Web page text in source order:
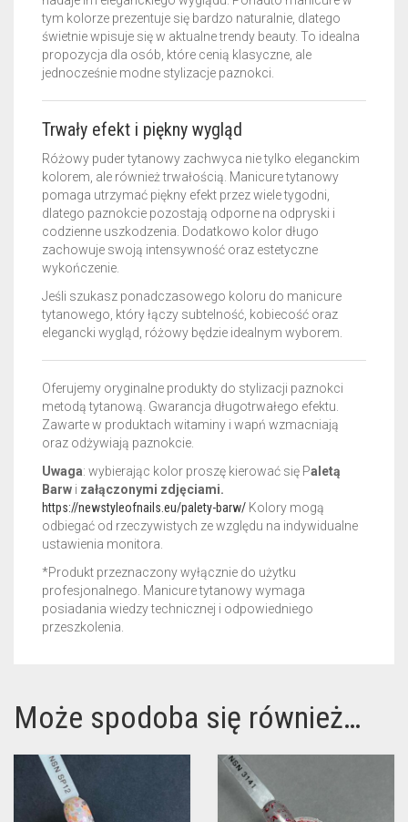
tym kolorze prezentuje się bardzo naturalnie, dlatego
świetnie wpisuje się w aktualne trendy beauty. To idealna
propozycja dla osób, które cenią klasyczne, ale
jednocześnie modne stylizacje paznokci.
Trwały efekt i piękny wygląd
Różowy puder tytanowy zachwyca nie tylko eleganckim
kolorem, ale również trwałością. Manicure tytanowy
pomaga utrzymać piękny efekt przez wiele tygodni,
dlatego paznokcie pozostają odporne na odpryski i
codzienne uszkodzenia. Dodatkowo kolor długo
zachowuje swoją intensywność oraz estetyczne
wykończenie.
Jeśli szukasz ponadczasowego koloru do manicure
tytanowego, który łączy subtelność, kobiecość oraz
elegancki wygląd, różowy będzie idealnym wyborem.
Oferujemy oryginalne produkty do stylizacji paznokci
metodą tytanową. Gwarancja długotrwałego efektu.
Zawarte w produktach witaminy i wapń wzmacniają
oraz odżywiają paznokcie.
Uwaga: wybierając kolor proszę kierować się Paletą
Barw i załączonymi zdjęciami.
https://newstyleofnails.eu/palety-barw/ Kolory mogą
odbiegać od rzeczywistych ze względu na indywidualne
ustawienia monitora.
*Produkt przeznaczony wyłącznie do użytku
profesjonalnego. Manicure tytanowy wymaga
posiadania wiedzy technicznej i odpowiedniego
przeszkolenia.
Może spodoba się również…